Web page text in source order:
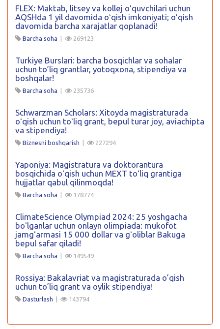
FLEX: Maktab, litsey va kollej oʻquvchilari uchun
AQSHda 1 yil davomida oʻqish imkoniyati; oʻqish
davomida barcha xarajatlar qoplanadi!
Barcha soha | 269123
Turkiye Burslari: barcha bosqichlar va sohalar
uchun to’liq grantlar, yotoqxona, stipendiya va
boshqalar!
Barcha soha | 235736
Schwarzman Scholars: Xitoyda magistraturada
oʻqish uchun toʻliq grant, bepul turar joy, aviachipta
va stipendiya!
Biznesni boshqarish | 227294
Yaponiya: Magistratura va doktorantura
bosqichida oʻqish uchun MEXT toʻliq grantiga
hujjatlar qabul qilinmoqda!
Barcha soha | 178774
ClimateScience Olympiad 2024: 25 yoshgacha
boʻlganlar uchun onlayn olimpiada: mukofot
jamgʻarmasi 15 000 dollar va gʻoliblar Bakuga
bepul safar qiladi!
Barcha soha | 149549
Rossiya: Bakalavriat va magistraturada o’qish
uchun to’liq grant va oylik stipendiya!
Dasturlash | 143794